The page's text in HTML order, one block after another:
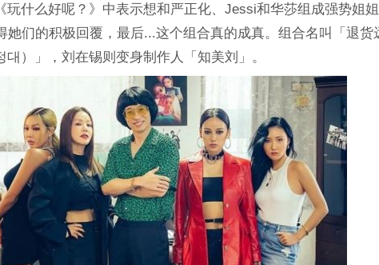
玩什么好呢？》中表示想和严正化、Jessi和华莎组成强势姐姐
她们的积极回覆，最后...这个组合真的成真。组合名叫「退货
대）」，刘在锡则变身制作人「知美刘」。